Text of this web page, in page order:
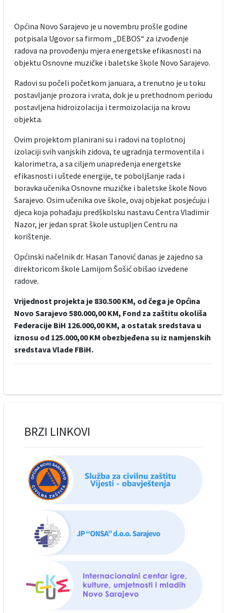
Općina Novo Sarajevo je u novembru prošle godine
potpisala Ugovor sa firmom „DEBOS“ za izvođenje
radova na provođenju mjera energetske efikasnosti na
objektu Osnovne muzičke i baletske škole Novo Sarajevo.
Radovi su počeli početkom januara, a trenutno je u toku
postavljanje prozora i vrata, dok je u prethodnom periodu
postavljena hidroizolacija i termoizolacija na krovu
objekta.
Ovim projektom planirani su i radovi na toplotnoj
izolaciji svih vanjskih zidova, te ugradnja termoventila i
kalorimetra, a sa ciljem unapređenja energetske
efikasnosti i uštede energije, te poboljšanje rada i
boravka učenika Osnovne muzičke i baletske škole Novo
Sarajevo. Osim učenika ove škole, ovaj objekat posjećuju i
djeca koja pohađaju predškolsku nastavu Centra Vladimir
Nazor, jer jedan sprat škole ustupljen Centru na
korištenje.
Općinski načelnik dr. Hasan Tanović danas je zajedno sa
direktoricom škole Lamijom Šošić obišao izvedene
radove.
Vrijednost projekta je 830.500 KM, od čega je Općina
Novo Sarajevo 580.000,00 KM, Fond za zaštitu okoliša
Federacije BiH 126.000,00 KM, a ostatak sredstava u
iznosu od 125.000,00 KM obezbjeđena su iz namjenskih
sredstava Vlade FBiH.
BRZI LINKOVI